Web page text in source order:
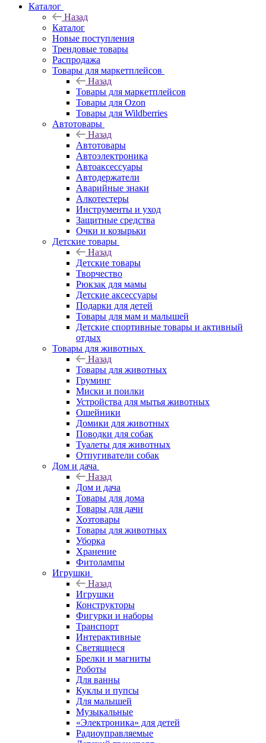
Каталог
Назад
Каталог
Новые поступления
Трендовые товары
Распродажа
Товары для маркетплейсов
Назад
Товары для маркетплейсов
Товары для Ozon
Товары для Wildberries
Автотовары
Назад
Автотовары
Автоэлектроника
Автоаксессуары
Автодержатели
Аварийные знаки
Алкотестеры
Инструменты и уход
Защитные средства
Очки и козырьки
Детские товары
Назад
Детские товары
Творчество
Рюкзак для мамы
Детские аксессуары
Подарки для детей
Товары для мам и малышей
Детские спортивные товары и активный
отдых
Товары для животных
Назад
Товары для животных
Груминг
Миски и поилки
Устройства для мытья животных
Ошейники
Домики для животных
Поводки для собак
Туалеты для животных
Отпугиватели собак
Дом и дача
Назад
Дом и дача
Товары для дома
Товары для дачи
Хозтовары
Товары для животных
Уборка
Хранение
Фитолампы
Игрушки
Назад
Игрушки
Конструкторы
Фигурки и наборы
Транспорт
Интерактивные
Светящиеся
Брелки и магниты
Роботы
Для ванны
Куклы и пупсы
Для малышей
Музыкальные
«Электроника» для детей
Радиоуправляемые